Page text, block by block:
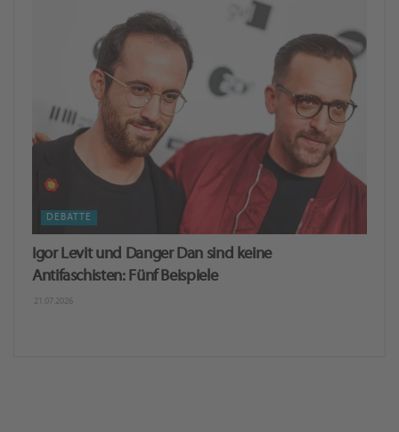
DEBATTE
Igor Levit und Danger Dan sind keine
Antifaschisten: Fünf Beispiele
21.07.2026